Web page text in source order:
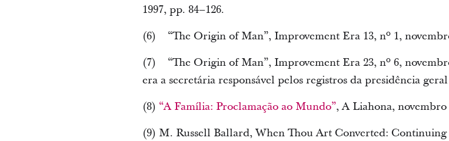
1997, pp. 84–126.
(6) “The Origin of Man”, Improvement Era 13, nº 1,
(7) “The Origin of Man”, Improvement Era 23, nº 6,
era a secretária responsável pelos registros da presidência
(8) “A Família: Proclamação ao Mundo”, A Liahona,
(9) M. Russell Ballard, When Thou Art Converted: